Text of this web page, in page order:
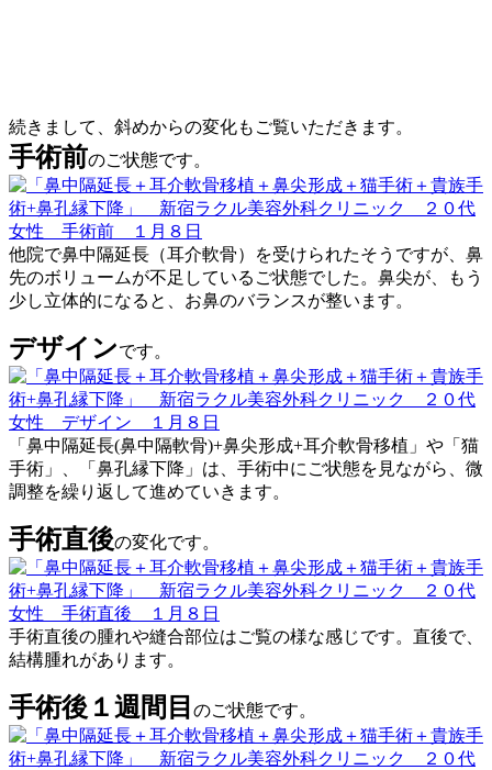
続きまして、斜めからの変化もご覧いただきます。
手術前のご状態です。
他院で鼻中隔延長（耳介軟骨）を受けられたそうですが、鼻
先のボリュームが不足しているご状態でした。鼻尖が、もう
少し立体的になると、お鼻のバランスが整います。
デザインです。
「鼻中隔延長(鼻中隔軟骨)+鼻尖形成+耳介軟骨移植」や「猫
手術」、「鼻孔縁下降」は、手術中にご状態を見ながら、微
調整を繰り返して進めていきます。
手術直後の変化です。
手術直後の腫れや縫合部位はご覧の様な感じです。直後で、
結構腫れがあります。
手術後１週間目 のご状態です。